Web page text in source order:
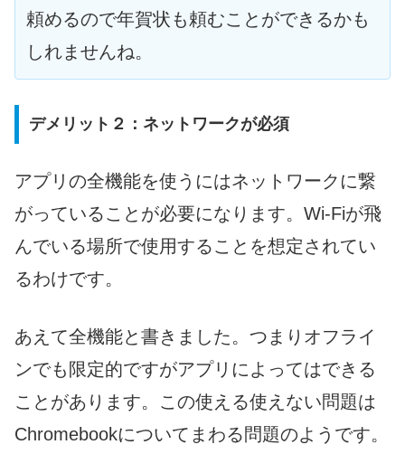
頼めるので年賀状も頼むことができるかも
しれませんね。
デメリット２：ネットワークが必須
アプリの全機能を使うにはネットワークに繋
がっていることが必要になります。Wi-Fiが飛
んでいる場所で使用することを想定されてい
るわけです。
あえて全機能と書きました。つまりオフライ
ンでも限定的ですがアプリによってはできる
ことがあります。この使える使えない問題は
Chromebookについてまわる問題のようです。